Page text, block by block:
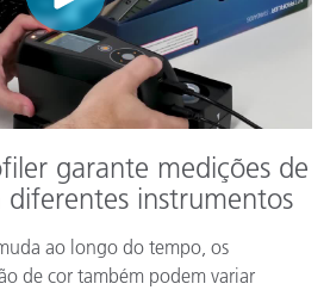
garante medições de
diferentes instrumentos
ao longo do tempo, os
de cor também podem variar